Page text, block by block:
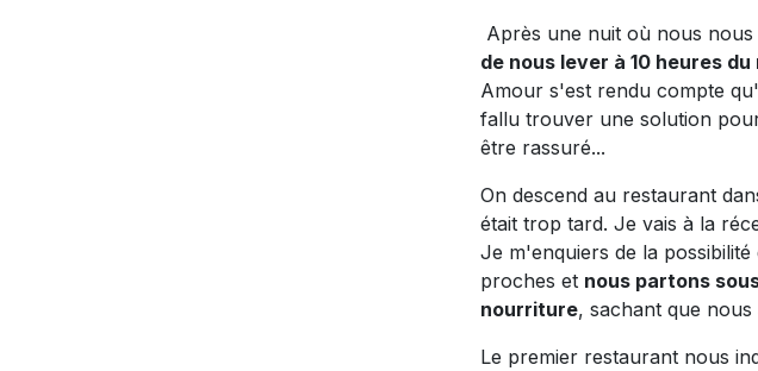
Après une nuit où nous
de nous lever à 10 heures du
Amour s'est rendu compte
fallu trouver une solution
être rassuré...
On descend au restaurant
était trop tard. Je vais à la
Je m'enquiers de la
proches et nous partons
nourriture, sachant que
Le premier restaurant nous